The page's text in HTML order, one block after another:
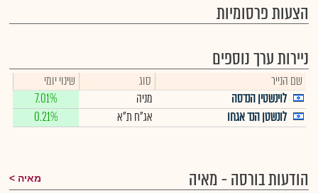
הצעות פרסומיות
ניירות ערך נוספים
שם הנייר סוג
שינוי יומי
לוינשטין הנדסה
מניה
7.01%
לונשטן הנד אגחו
אג"ח ת"א 0.21%
הודעות בורסה - מאיה מאיה